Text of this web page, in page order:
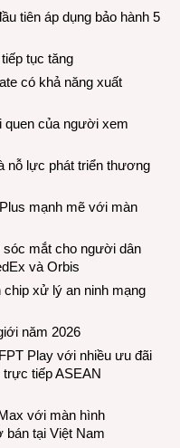
tiên áp dụng bảo hành 5
tục tăng
có khả năng xuất
quen của người xem
nỗ lực phát triển thương
mạnh mẽ với màn
mắt cho người dân
và Orbis
chip xử lý an ninh mạng
năm 2026
Play với nhiều ưu đãi
tiếp ASEAN
với màn hình
tại Việt Nam